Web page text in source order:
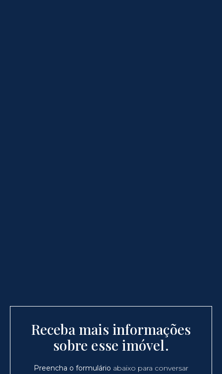
Receba mais informações
sobre esse imóvel.
Preencha o formulário abaixo para conversar